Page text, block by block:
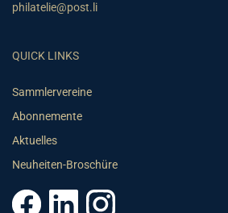
philatelie@post.li
QUICK LINKS
Sammlervereine
Abonnemente
Aktuelles
Neuheiten-Broschüre